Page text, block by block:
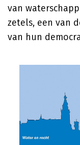
van
zetels, een van
van hun